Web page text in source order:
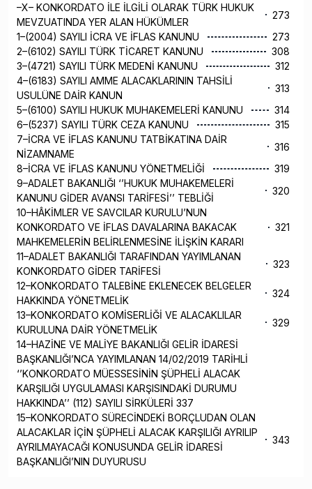
–X– KONKORDATO İLE İLGİLİ OLARAK TÜRK HUKUK
MEVZUATINDA YER ALAN HÜKÜMLER
273
1–(2004) SAYILI İCRA VE İFLAS KANUNU
273
2–(6102) SAYILI TÜRK TİCARET KANUNU
308
3–(4721) SAYILI TÜRK MEDENİ KANUNU
312
4–(6183) SAYILI AMME ALACAKLARININ TAHSİLİ
USULÜNE DAİR KANUN
313
5–(6100) SAYILI HUKUK MUHAKEMELERİ KANUNU
314
6–(5237) SAYILI TÜRK CEZA KANUNU
315
7–İCRA VE İFLAS KANUNU TATBİKATINA DAİR
NİZAMNAME
316
8–İCRA VE İFLAS KANUNU YÖNETMELİĞİ
319
9–ADALET BAKANLIĞI ‘’HUKUK MUHAKEMELERİ
KANUNU GİDER AVANSI TARİFESİ’’ TEBLİĞİ
320
10–HÂKİMLER VE SAVCILAR KURULU’NUN
KONKORDATO VE İFLAS DAVALARINA BAKACAK
MAHKEMELERİN BELİRLENMESİNE İLİŞKİN KARARI
321
11–ADALET BAKANLIĞI TARAFINDAN YAYIMLANAN
KONKORDATO GİDER TARİFESİ
323
12–KONKORDATO TALEBİNE EKLENECEK BELGELER
HAKKINDA YÖNETMELİK
324
13–KONKORDATO KOMİSERLİĞİ VE ALACAKLILAR
KURULUNA DAİR YÖNETMELİK
329
14–HAZİNE VE MALİYE BAKANLIĞI GELİR İDARESİ
BAŞKANLIĞI’NCA YAYIMLANAN 14/02/2019 TARİHLİ
‘’KONKORDATO MÜESSESİNİN ŞÜPHELİ ALACAK
KARŞILIĞI UYGULAMASI KARŞISINDAKİ DURUMU
HAKKINDA’’ (112) SAYILI SİRKÜLERİ 337
15–KONKORDATO SÜRECİNDEKİ BORÇLUDAN OLAN
ALACAKLAR İÇİN ŞÜPHELİ ALACAK KARŞILIĞI AYRILIP
AYRILMAYACAĞI KONUSUNDA GELİR İDARESİ
BAŞKANLIĞI’NIN DUYURUSU
343